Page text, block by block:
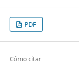
PDF
Cómo citar